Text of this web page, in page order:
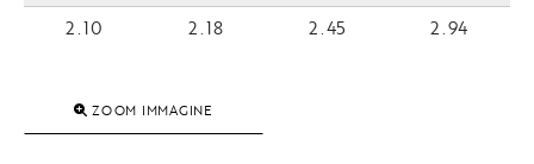
2.10
2.18 2.45 2.94
ZOOM IMMAGINE